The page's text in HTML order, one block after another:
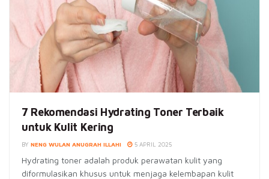
7 Rekomendasi Hydrating Toner Terbaik
untuk Kulit Kering
BY NENG WULAN ANUGRAH ILLAHI 5 APRIL 2025
Hydrating toner adalah produk perawatan kulit yang
diformulasikan khusus untuk menjaga kelembapan kulit